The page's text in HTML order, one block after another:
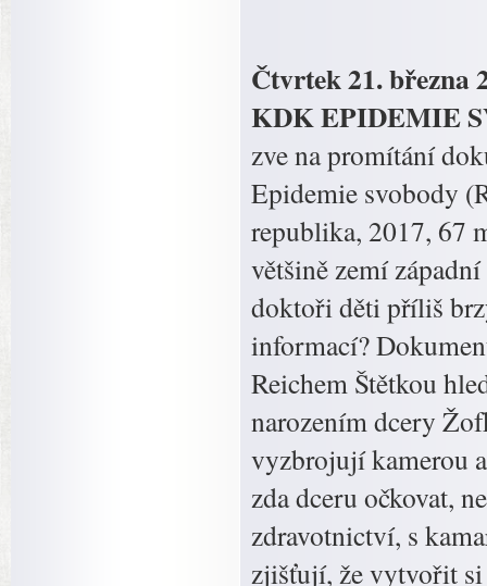
Čtvrtek 21. března
KDK EPIDEMIE
zve na promítání
Epidemie svobody
republika, 2017, 67
většině zemí
doktoři děti příliš
informací?
Reichem Štětkou
narozením dcery
vyzbrojují kamerou
zda dceru očkovat,
zdravotnictví, s
zjišťují, že vytvořit si